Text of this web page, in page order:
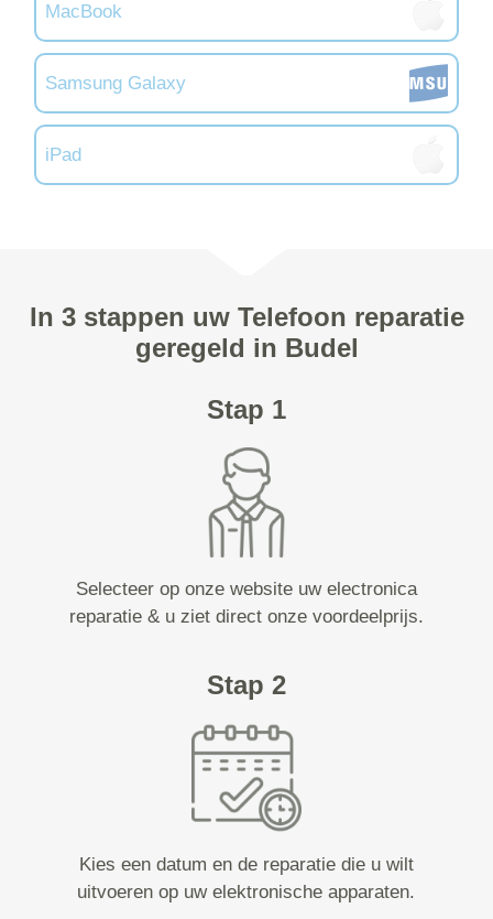
MacBook
Samsung Galaxy
iPad
In 3 stappen uw Telefoon reparatie
geregeld in Budel
Stap 1
Selecteer op onze website uw electronica
reparatie & u ziet direct onze voordeelprijs.
Stap 2
Kies een datum en de reparatie die u wilt
uitvoeren op uw elektronische apparaten.